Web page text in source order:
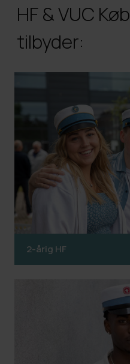
HF & VUC
tilbyder:
2-årig HF